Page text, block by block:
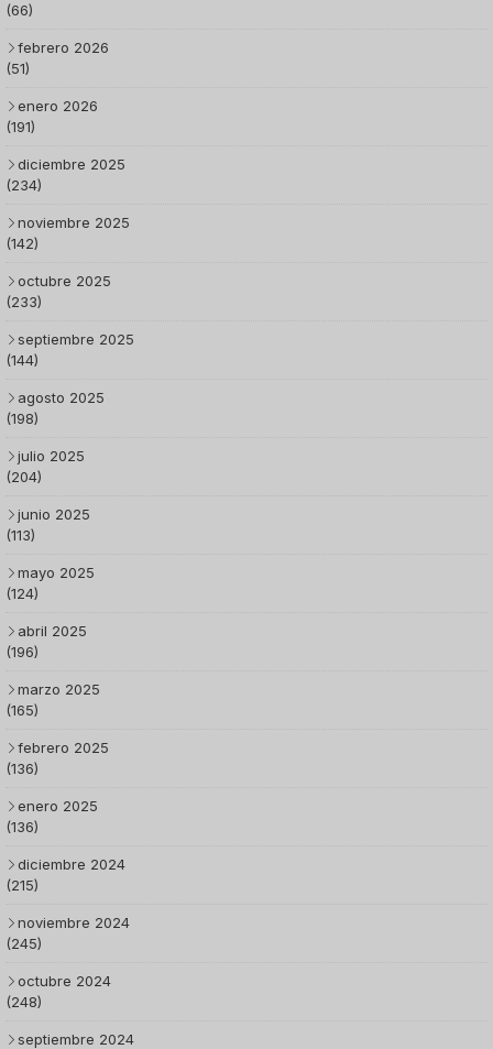
(66)
febrero 2026
(51)
enero 2026
(191)
diciembre 2025
(234)
noviembre 2025
(142)
octubre 2025
(233)
septiembre 2025
(144)
agosto 2025
(198)
julio 2025
(204)
junio 2025
(113)
mayo 2025
(124)
abril 2025
(196)
marzo 2025
(165)
febrero 2025
(136)
enero 2025
(136)
diciembre 2024
(215)
noviembre 2024
(245)
octubre 2024
(248)
septiembre 2024